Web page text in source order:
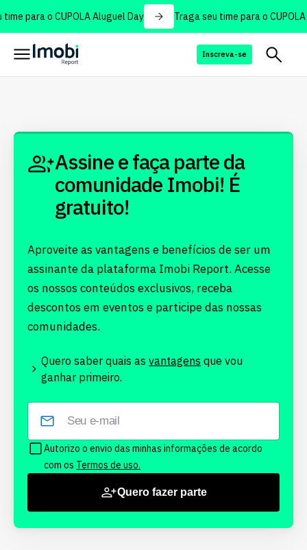
para o CUPOLA Aluguel Day Traga seu time para o CUPOLA
Inscreva-se
Assine e faça parte da
comunidade Imobi! É
gratuito!
Aproveite as vantagens e benefícios de ser um
assinante da plataforma Imobi Report. Acesse
os nossos conteúdos exclusivos, receba
descontos em eventos e participe das nossas
comunidades.
Quero saber quais as vantagens que vou
ganhar primeiro.
Autorizo o envio das minhas informações de acordo
com os Termos de uso.
Quero fazer parte